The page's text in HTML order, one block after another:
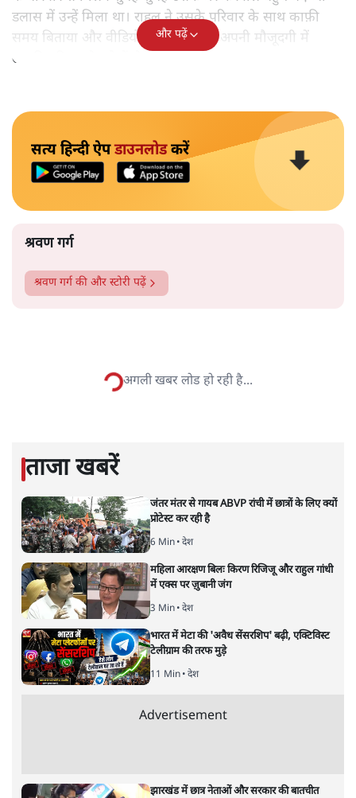
डलास में उन्हें मिला था। राहुल ने उसके परिवार के साथ काफ़ी
समय बिताया और वीडियो कॉल के ज़रिए अपनी मौजूदगी में
उसकी परिवार के लोगों से बात करवाई।
और पढ़ें
सत्य हिन्दी ऐपडाउनलोडकरें
श्रवण गर्ग
श्रवण गर्ग की और स्टोरी पढ़ें
वैचारिक हार को ढँकने की कोशिश!
विचार| पंकज श्रीवास्तव| 9 OCT, 2024
पंकज श्रीवास्तव
हरियाणा की जीत को पर्दा बनाकर जम्मू-कश्मीर में आरएसएस-
बीजेपी की क़रारी वैचारिक पराजय को ढँकने की कोशिश हो रही है।
ग़ौर से देखिए तो लोकसभा चुनाव के बाद हुए एनडीए और इंडिया
दो राज्यों में हुए विधानसभा चुनाव के नतीजे बता रहे हैं कि बाज़ी